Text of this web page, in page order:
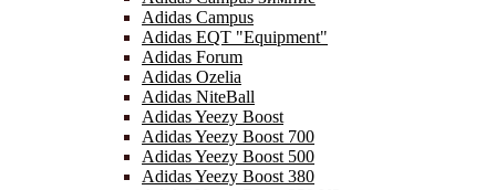
Adidas Campus
Adidas EQT "Equipment"
Adidas Forum
Adidas Ozelia
Adidas NiteBall
Adidas Yeezy Boost
Adidas Yeezy Boost 700
Adidas Yeezy Boost 500
Adidas Yeezy Boost 380